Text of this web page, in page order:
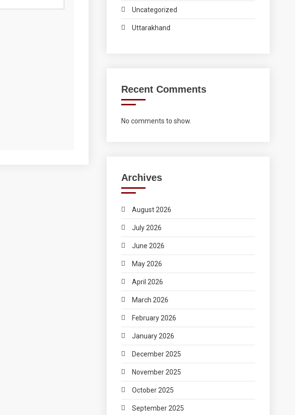
Uncategorized
Uttarakhand
Recent Comments
No comments to show.
Archives
August 2026
July 2026
June 2026
May 2026
April 2026
March 2026
February 2026
January 2026
December 2025
November 2025
October 2025
September 2025